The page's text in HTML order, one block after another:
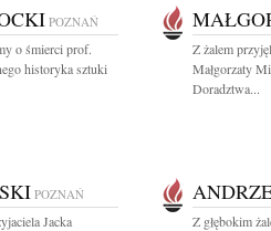
POZNAŃ
o śmierci prof.
historyka sztuki
Z żalem
Małgorzaty
Doradztwa...
POZNAŃ
Jacka
Z głębokim